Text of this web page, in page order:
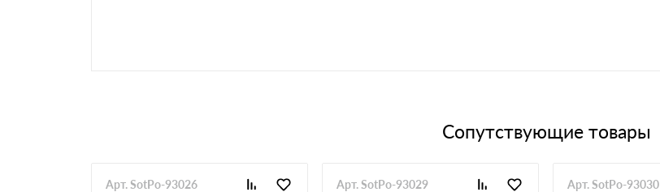
Сопутствующие товары
Арт. SotPo-93026 Арт. SotPo-93029 Арт. SotPo-93030